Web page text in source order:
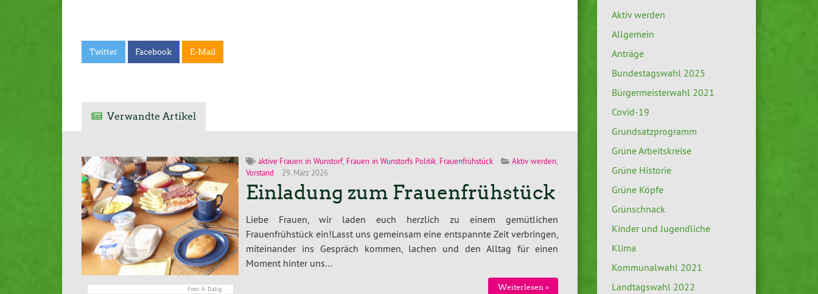
Twitter Facebook E-Mail
Verwandte Artikel
Foto: A. Dalig
aktive Frauen in Wunstorf, Frauen in Wunstorfs Politik, Frauenfrühstück Aktiv werden,
Vorstand
29. März 2026
Einladung zum Frauenfrühstück
Liebe Frauen, wir laden euch herzlich zu einem gemütlichen
Frauenfrühstück ein!Lasst uns gemeinsam eine entspannte Zeit verbringen,
miteinander ins Gespräch kommen, lachen und den Alltag für einen
Moment hinter uns…
Weiterlesen »
Aktiv werden
Allgemein
Anträge
Bundestagswahl 2025
Bürgermeisterwahl 2021
Covid-19
Grundsatzprogramm
Grüne Arbeitskreise
Grüne Historie
Grüne Köpfe
Grünschnack
Kinder und Jugendliche
Klima
Kommunalwahl 2021
Landtagswahl 2022